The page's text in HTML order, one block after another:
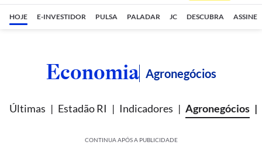
HOJE E-INVESTIDOR PULSA PALADAR JC DESCUBRA ASSINE
Economia Agronegócios
Últimas Estadão RI Indicadores Agronegócios
CONTINUA APÓS A PUBLICIDADE